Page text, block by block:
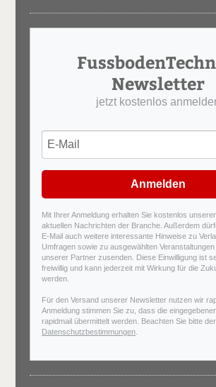
Newsletter
jetzt kostenlos
Anmelden
Mit Ihrer Anmeldung erhalten Sie kostenlos
aktuellen Nachrichten der Branche. Außerdem
E-Mail auch weitere interessante Hinweise zu
Umfragen sowie zu ausgewählten
unserer Partner zusenden. Diese Einwilligung ist
freiwillig und kann jederzeit mit Wirkung für die
werden.
Für den Versand unserer Newsletter nutzen wir
Anmeldung stimmen Sie zu, dass die
rapidmail übermittelt werden. Beachten Sie bitte
Datenschutzbestimmungen